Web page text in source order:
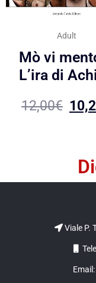
Adult
Mò vi
L’ira di
12,00€
Viale P.